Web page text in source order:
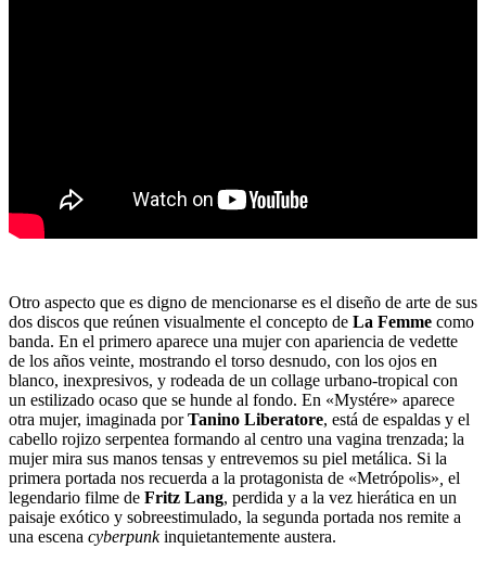
Otro aspecto que es digno de mencionarse es el diseño de arte de sus
dos discos que reúnen visualmente el concepto de La Femme como
banda. En el primero aparece una mujer con apariencia de vedette
de los años veinte, mostrando el torso desnudo, con los ojos en
blanco, inexpresivos, y rodeada de un collage urbano-tropical con
un estilizado ocaso que se hunde al fondo. En «Mystére» aparece
otra mujer, imaginada porTanino Liberatore, está de espaldas y el
cabello rojizo serpentea formando al centro una vagina trenzada; la
mujer mira sus manos tensas y entrevemos su piel metálica. Si la
primera portada nos recuerda a la protagonista de «Metrópolis» el
legendario filme de Fritz Lang, perdida y a la vez hierática en un
paisaje exótico y sobreestimulado, la segunda portada nos remite a
una escena cyberpunkinquietantemente austera.